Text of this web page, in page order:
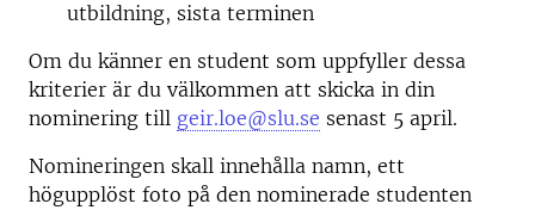
utbildning, sista terminen
Om du känner en student som uppfyller dessa
kriterier är du välkommen att skicka in din
nominering till geir.loe@slu.se senast 5 april.
Nomineringen skall innehålla namn, ett
högupplöst foto på den nominerade studenten